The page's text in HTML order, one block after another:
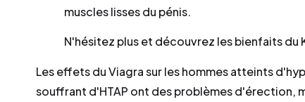
muscles lisses du pénis.
N'hésitez plus et découvrez les bienfaits du
Les effets du Viagra sur les hommes atteints
souffrant d'HTAP ont des problèmes d'érection,